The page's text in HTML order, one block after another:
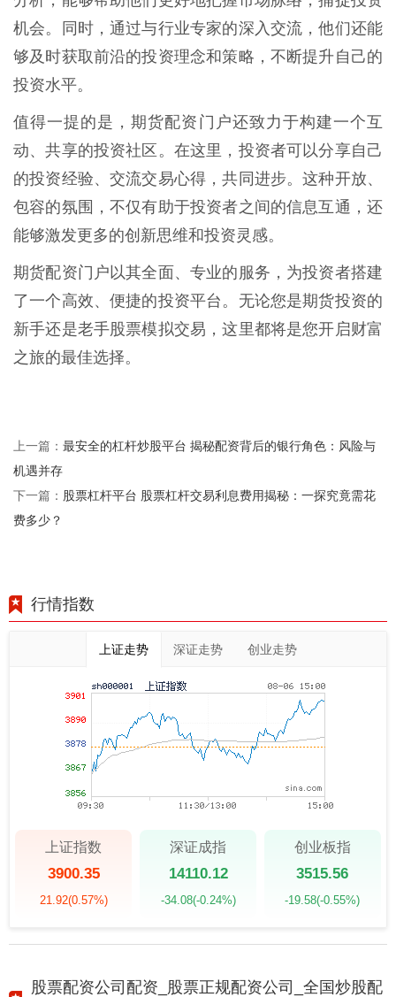
机会。同时，通过与行业专家的深入交流，他们还能
够及时获取前沿的投资理念和策略，不断提升自己的
投资水平。
值得一提的是，期货配资门户还致力于构建一个互
动、共享的投资社区。在这里，投资者可以分享自己
的投资经验、交流交易心得，共同进步。这种开放、
包容的氛围，不仅有助于投资者之间的信息互通，还
能够激发更多的创新思维和投资灵感。
期货配资门户以其全面、专业的服务，为投资者搭建
了一个高效、便捷的投资平台。无论您是期货投资的
新手还是老手股票模拟交易，这里都将是您开启财富
之旅的最佳选择。
上一篇： 最安全的杠杆炒股平台 揭秘配资背后的银行角色：风险与
机遇并存
下一篇： 股票杠杆平台 股票杠杆交易利息费用揭秘：一探究竟需花
费多少？
行情指数
上证走势 深证走势 创业走势
上证指数
3900.35
21.92(0.57%)
深证成指
14110.12
-34.08(-0.24%)
创业板指
3515.56
-19.58(-0.55%)
股票配资公司配资_股票正规配资公司_全国炒股配